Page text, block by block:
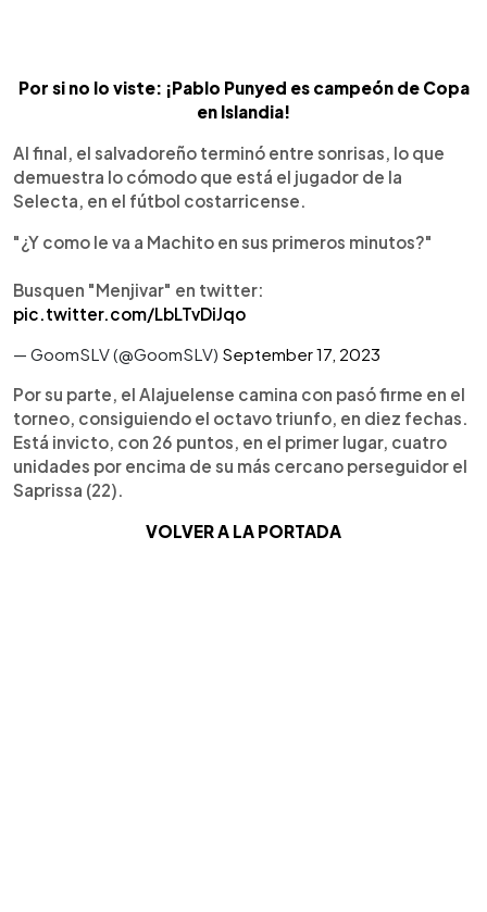
Por si no lo viste: ¡Pablo Punyed es campeón de Copa
en Islandia!
Al final, el salvadoreño terminó entre sonrisas, lo que
demuestra lo cómodo que está el jugador de la
Selecta, en el fútbol costarricense.
"¿Y como le va a Machito en sus primeros minutos?"
Busquen "Menjivar" en twitter:
pic.twitter.com/LbLTvDiJqo
— GoomSLV (@GoomSLV) September 17, 2023
Por su parte, el Alajuelense camina con pasó firme en el
torneo, consiguiendo el octavo triunfo, en diez fechas.
Está invicto, con 26 puntos, en el primer lugar, cuatro
unidades por encima de su más cercano perseguidor el
Saprissa (22).
VOLVER A LA PORTADA